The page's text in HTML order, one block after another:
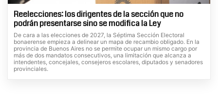
Reelecciones: los dirigentes de la sección que no
podrán presentarse sino se modifica la Ley
De cara a las elecciones de 2027, la Séptima Sección Electoral
bonaerense empieza a delinear un mapa de recambio obligado. En la
provincia de Buenos Aires no se permite ocupar un mismo cargo por
más de dos mandatos consecutivos, una limitación que alcanza a
intendentes, concejales, consejeros escolares, diputados y senadores
provinciales.